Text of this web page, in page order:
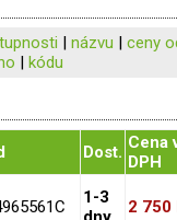
| názvu | ceny
| kódu
Dost. Cena
DPH
1-3
2 750